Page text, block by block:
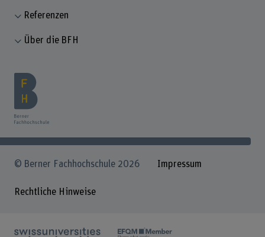
Referenzen
Über die BFH
© Berner Fachhochschule 2026 Impressum
Rechtliche Hinweise